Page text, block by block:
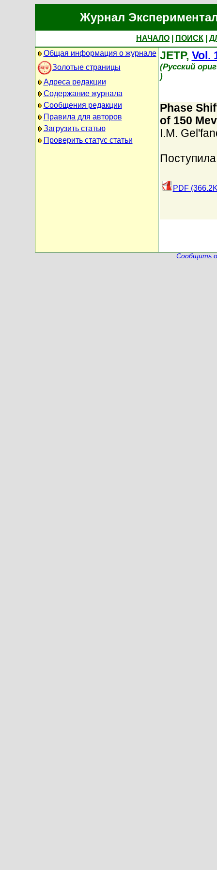
Журнал
НАЧАЛО ПОИСК
Общая информация о журнале
Золотые страницы
Адреса редакции
Содержание журнала
Сообщения редакции
Правила для авторов
Загрузить статью
Проверить статус статьи
JETP, Vol.
(Русский
)
Phase
of 150 Mev
I.M.
PDF
Сообщить о